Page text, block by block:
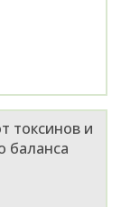
токсинов и
баланса